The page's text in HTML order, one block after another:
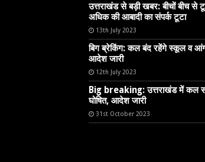
उत्तराखंड से बड़ी खबर: बीचों बीच से
अधिक की आबादी का संपर्क टूटा
13th July 2023
बिग ब्रेकिंग: कल बंद रहेंगे स्कूल व
आदेश जारी
12th July 2023
Big breaking: उत्तराखंड में कल
घोषित, आदेश जारी
31st October 2023